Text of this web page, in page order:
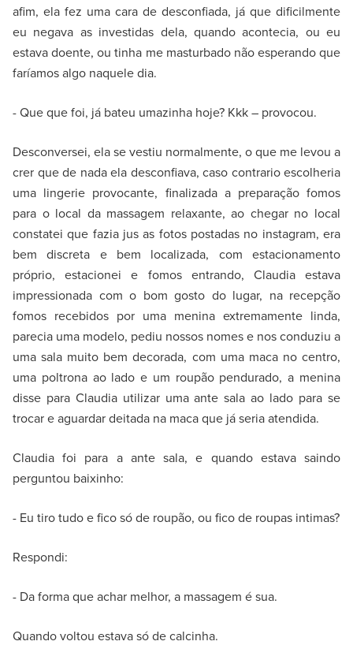
afim, ela fez uma cara de desconfiada, já que dificilmente
eu negava as investidas dela, quando acontecia, ou eu
estava doente, ou tinha me masturbado não esperando que
faríamos algo naquele dia.
- Que que foi, já bateu umazinha hoje? Kkk – provocou.
Desconversei, ela se vestiu normalmente, o que me levou a
crer que de nada ela desconfiava, caso contrario escolheria
uma lingerie provocante, finalizada a preparação fomos
para o local da massagem relaxante, ao chegar no local
constatei que fazia jus as fotos postadas no instagram, era
bem discreta e bem localizada, com estacionamento
próprio, estacionei e fomos entrando, Claudia estava
impressionada com o bom gosto do lugar, na recepção
fomos recebidos por uma menina extremamente linda,
parecia uma modelo, pediu nossos nomes e nos conduziu a
uma sala muito bem decorada, com uma maca no centro,
uma poltrona ao lado e um roupão pendurado, a menina
disse para Claudia utilizar uma ante sala ao lado para se
trocar e aguardar deitada na maca que já seria atendida.
Claudia foi para a ante sala, e quando estava saindo
perguntou baixinho:
- Eu tiro tudo e fico só de roupão, ou fico de roupas intimas?
Respondi:
- Da forma que achar melhor, a massagem é sua.
Quando voltou estava só de calcinha.